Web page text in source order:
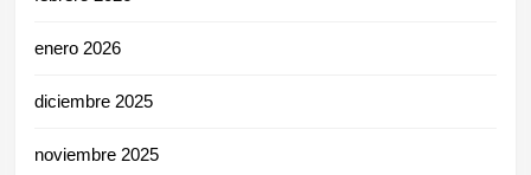
enero 2026
diciembre 2025
noviembre 2025